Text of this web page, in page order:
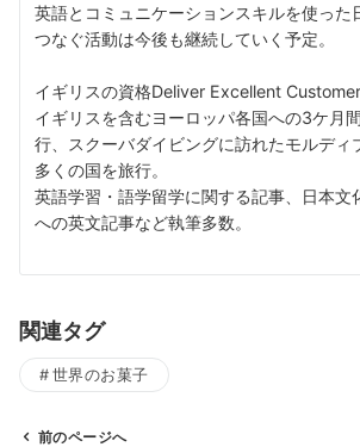
英語とコミュニケーションスキルを使った
つなぐ活動は今後も継続していく予定。
イギリスの資格Deliver Excellent Customer
イギリスを含むヨーロッパ各国への3ケ月
行、スクーバダイビングに訪れたモルディ
多くの国を旅行。
英語学習・語学留学に関する記事、日本文
への英文記事など執筆多数。
関連タグ
世界のお菓子
前のページへ